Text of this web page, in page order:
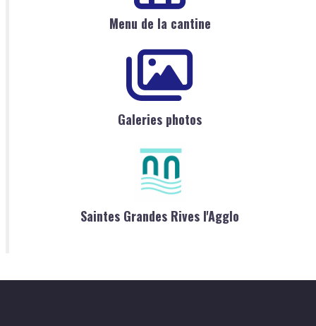
Menu de la cantine
Galeries photos
Saintes Grandes Rives l'Agglo